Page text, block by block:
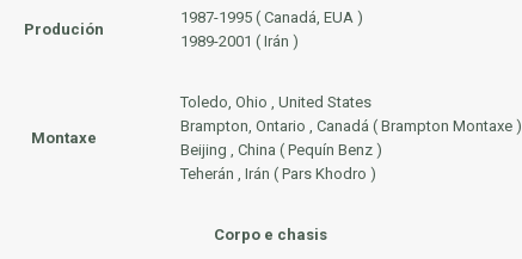
Produción
1987-1995 ( Canadá, EUA )
1989-2001 ( Irán )
Montaxe
Toledo, Ohio , United States
Brampton, Ontario , Canadá ( Brampton Montaxe )
Beijing , China ( Pequín Benz )
Teherán , Irán ( Pars Khodro )
Corpo e chasis